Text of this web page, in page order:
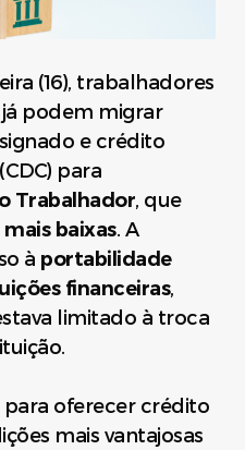
(16), trabalhadores
podem migrar
e crédito
para
Trabalhador, que
baixas. A
à portabilidade
financeiras,
limitado à troca
oferecer crédito
mais vantajosas